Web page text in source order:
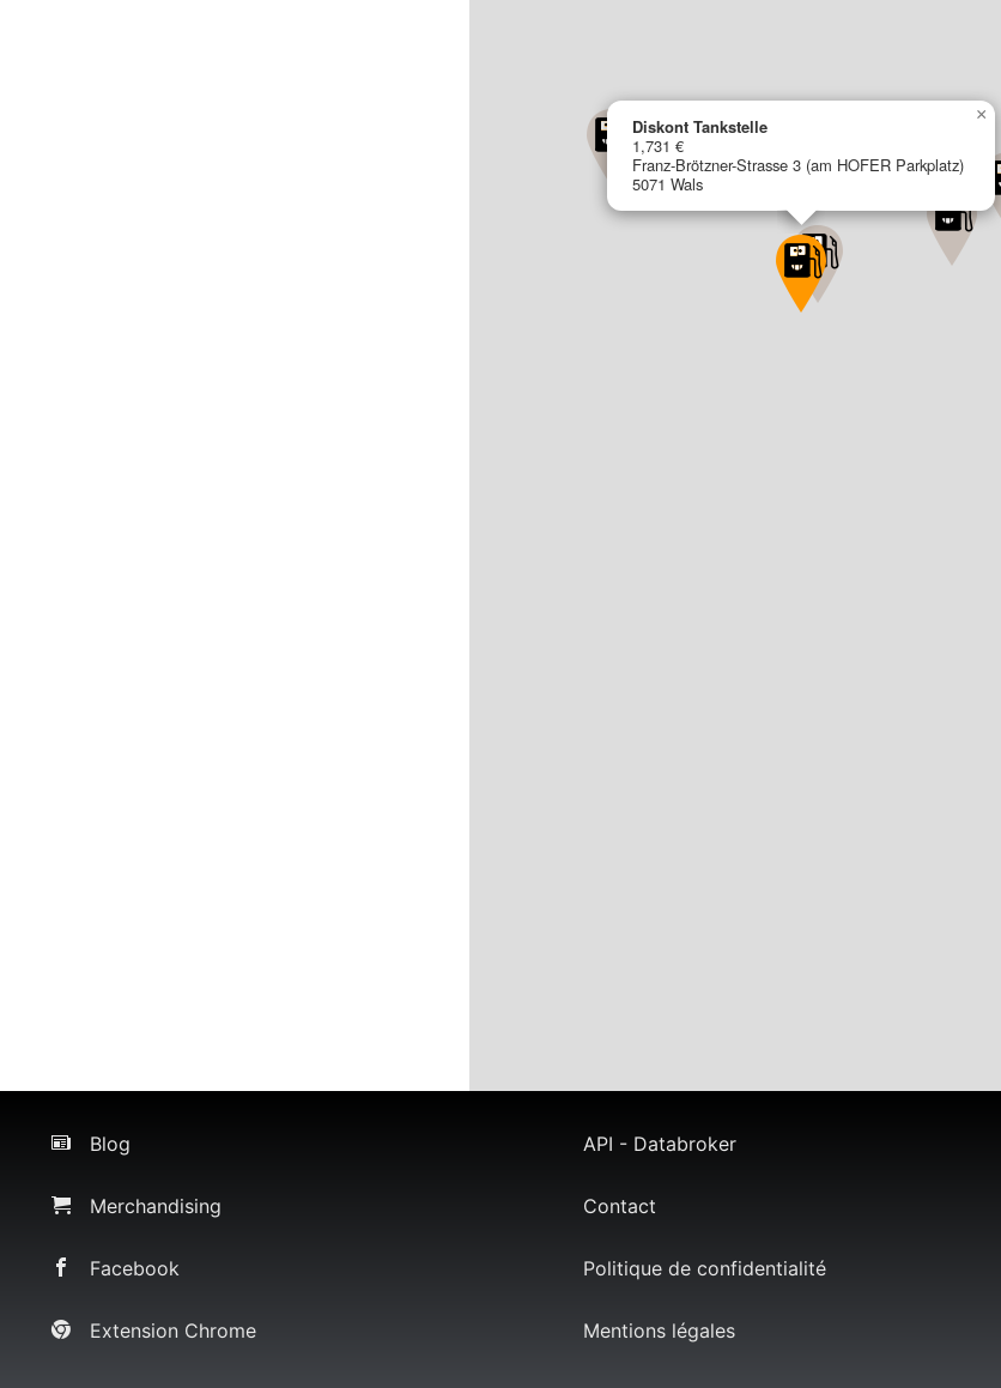
Diskont Tankstelle
1,731 €
Franz-Brötzner-Strasse 3 (am HOFER Parkplatz)
5071 Wals
×
Blog
Merchandising
Facebook
Extension Chrome
API - Databroker
Contact
Politique de confidentialité
Mentions légales